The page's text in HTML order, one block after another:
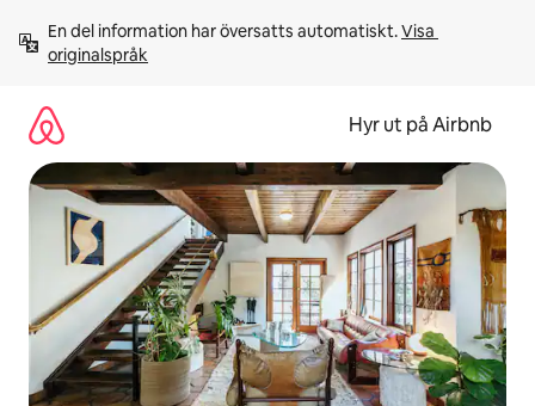
innehåll
En del information har översatts automatiskt. Visa
originalspråk
Hyr ut på Airbnb